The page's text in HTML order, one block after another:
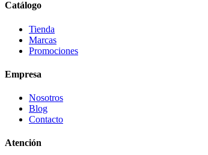
Catálogo
Tienda
Marcas
Promociones
Empresa
Nosotros
Blog
Contacto
Atención